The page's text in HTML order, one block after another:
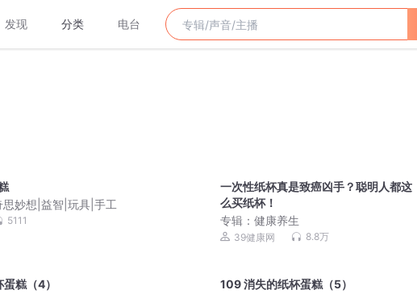
发现 分类 电台
思妙想|益智|玩具|手工
5111
一次性纸杯真是致癌凶手？聪明人都这
么买纸杯！
专辑：健康养生
39健康网 8.8万
糕（4）
109 消失的纸杯蛋糕（5）